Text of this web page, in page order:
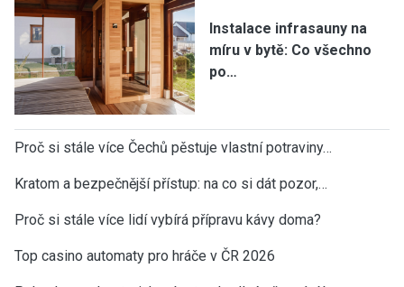
Instalace infrasauny na
míru v bytě: Co všechno
po…
Proč si stále více Čechů pěstuje vlastní potraviny…
Kratom a bezpečnější přístup: na co si dát pozor,…
Proč si stále více lidí vybírá přípravu kávy doma?
Top casino automaty pro hráče v ČR 2026